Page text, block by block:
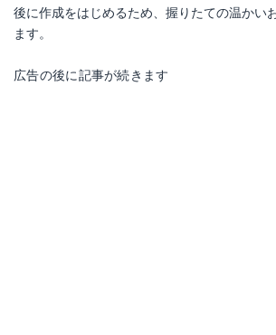
後に作成をはじめるため、握りたての温かい
ます。
広告の後に記事が続きます